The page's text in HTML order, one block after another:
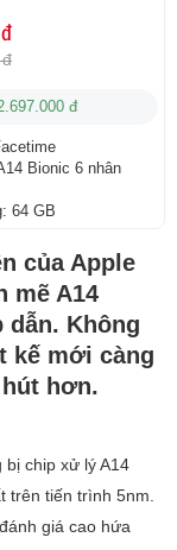
đ
Bionic 6 nhân
64 GB
của Apple
mẽ A14
dẫn. Không
kế mới càng
hơn.
bị chip xử lý A14
trên tiến trình 5nm.
giá cao hứa